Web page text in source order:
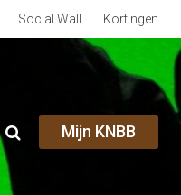
Social Wall Kortingen
Mijn KNBB